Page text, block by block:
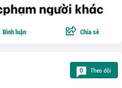
Bình luận Chia sẻ
0 Theo dõi